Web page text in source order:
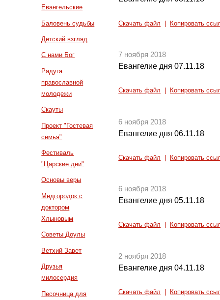
Евангельские
Баловень судьбы
Детский взгляд
С нами Бог
Радуга
православной
молодежи
Скауты
Проект "Гостевая
семья"
Фестиваль
"Царские дни"
Основы веры
Медгородок с
доктором
Хлыновым
Советы Доулы
Ветхий Завет
Друзья
милосердия
Песочница для
Скачать файл Копировать
7 ноября 2018
Евангелие дня 07.11.18
Скачать файл Копировать
6 ноября 2018
Евангелие дня 06.11.18
Скачать файл Копировать
6 ноября 2018
Евангелие дня 05.11.18
Скачать файл Копировать
2 ноября 2018
Евангелие дня 04.11.18
Скачать файл Копировать